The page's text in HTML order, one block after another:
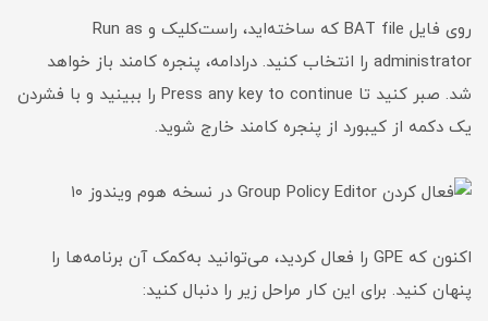
روی فایل BAT file که ساخته‌اید، راست‎‌کلیک و Run as
administrator را انتخاب کنید. درادامه، پنجره کامند باز خواهد
شد. صبر کنید تا Press any key to continue را ببینید و با فشردن
یک دکمه از کیبورد از پنجره کامند خارج شوید.
اکنون که GPE را فعال کردید، می‌توانید به‌کمک آن برنامه‌ها را
پنهان کنید. برای این کار مراحل زیر را دنبال کنید: